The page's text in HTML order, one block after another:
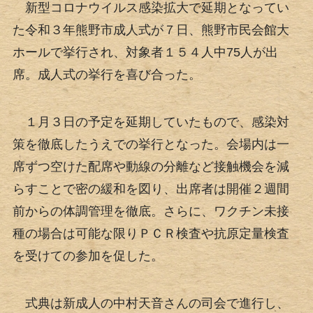
新型コロナウイルス感染拡大で延期となってい
た令和３年熊野市成人式が７日、熊野市民会館大
ホールで挙行され、対象者１５４人中75人が出
席。成人式の挙行を喜び合った。
１月３日の予定を延期していたもので、感染対
策を徹底したうえでの挙行となった。会場内は一
席ずつ空けた配席や動線の分離など接触機会を減
らすことで密の緩和を図り、出席者は開催２週間
前からの体調管理を徹底。さらに、ワクチン未接
種の場合は可能な限りＰＣＲ検査や抗原定量検査
を受けての参加を促した。
式典は新成人の中村天音さんの司会で進行し、